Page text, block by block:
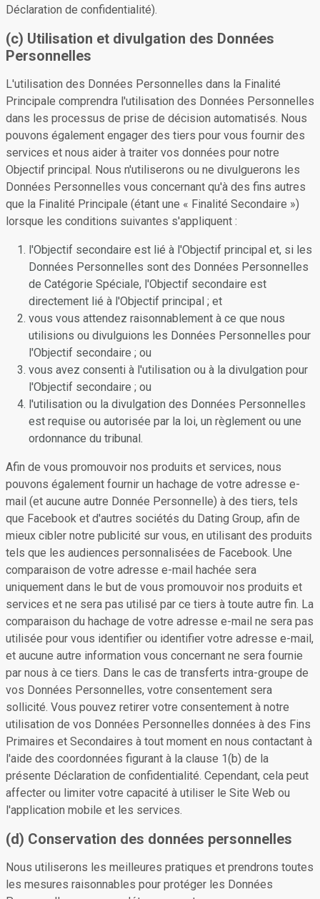
Déclaration de confidentialité).
(c) Utilisation et divulgation des Données
Personnelles
L'utilisation des Données Personnelles dans la Finalité
Principale comprendra l'utilisation des Données Personnelles
dans les processus de prise de décision automatisés. Nous
pouvons également engager des tiers pour vous fournir des
services et nous aider à traiter vos données pour notre
Objectif principal. Nous n'utiliserons ou ne divulguerons les
Données Personnelles vous concernant qu'à des fins autres
que la Finalité Principale (étant une « Finalité Secondaire »)
lorsque les conditions suivantes s'appliquent :
l'Objectif secondaire est lié à l'Objectif principal et, si les
Données Personnelles sont des Données Personnelles
de Catégorie Spéciale, l'Objectif secondaire est
directement lié à l'Objectif principal ; et
vous vous attendez raisonnablement à ce que nous
utilisions ou divulguions les Données Personnelles pour
l'Objectif secondaire ; ou
vous avez consenti à l'utilisation ou à la divulgation pour
l'Objectif secondaire ; ou
l'utilisation ou la divulgation des Données Personnelles
est requise ou autorisée par la loi, un règlement ou une
ordonnance du tribunal.
Afin de vous promouvoir nos produits et services, nous
pouvons également fournir un hachage de votre adresse e-
mail (et aucune autre Donnée Personnelle) à des tiers, tels
que Facebook et d'autres sociétés du Dating Group, afin de
mieux cibler notre publicité sur vous, en utilisant des produits
tels que les audiences personnalisées de Facebook. Une
comparaison de votre adresse e-mail hachée sera
uniquement dans le but de vous promouvoir nos produits et
services et ne sera pas utilisé par ce tiers à toute autre fin. La
comparaison du hachage de votre adresse e-mail ne sera pas
utilisée pour vous identifier ou identifier votre adresse e-mail,
et aucune autre information vous concernant ne sera fournie
par nous à ce tiers. Dans le cas de transferts intra-groupe de
vos Données Personnelles, votre consentement sera
sollicité. Vous pouvez retirer votre consentement à notre
utilisation de vos Données Personnelles données à des Fins
Primaires et Secondaires à tout moment en nous contactant à
l'aide des coordonnées figurant à la clause 1(b) de la
présente Déclaration de confidentialité. Cependant, cela peut
affecter ou limiter votre capacité à utiliser le Site Web ou
l'application mobile et les services.
(d) Conservation des données personnelles
Nous utiliserons les meilleures pratiques et prendrons toutes
les mesures raisonnables pour protéger les Données